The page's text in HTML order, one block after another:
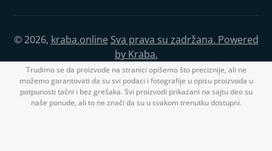
© 2026, kraba.online Sva prava su zadržana. Powered
by Kraba.
Trudimo se da proizvode na stranici opišemo što preciznije, ali ne
možemo garantovati da su svi podaci i fotografije u opisu proizvoda u
potpunosti tačni i bez grešaka. Svi proizvodi prikazani na sajtu deo su
naše ponude, ali to ne znači da su u svakom trenutku dostupni.